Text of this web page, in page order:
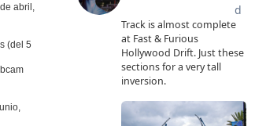
abril,
(del 5